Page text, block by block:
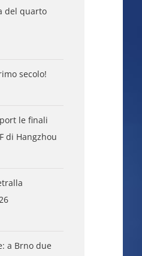
del quarto
secolo!
le finali
di Hangzhou
a Brno due